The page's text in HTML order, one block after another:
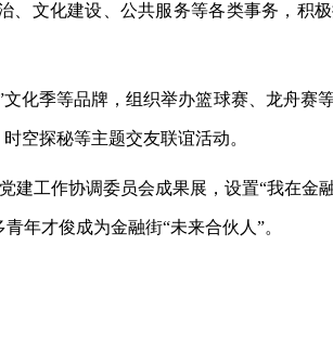
文化建设、公共服务等各类事务，积
文化季等品牌，组织举办篮球赛、龙舟
空探秘等主题交友联谊活动。
工作协调委员会成果展，设置“我在金
年才俊成为金融街“未来合伙人”。